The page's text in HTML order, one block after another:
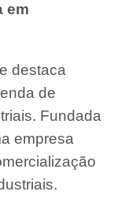
em
destaca
de
Fundada
empresa